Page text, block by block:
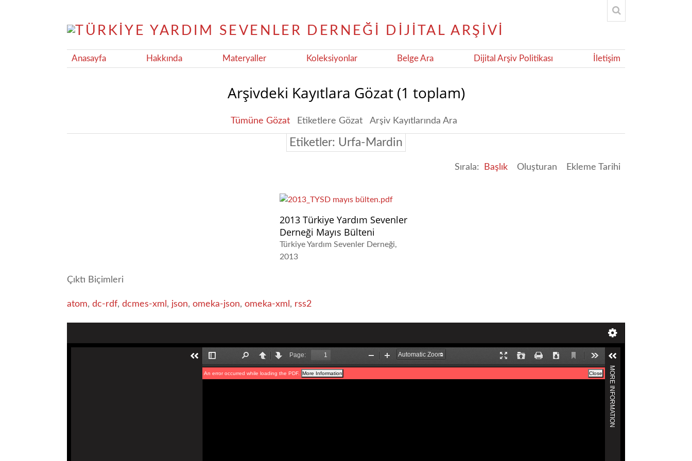
Anasayfa Hakkında Materyaller Koleksiyonlar Belge Ara Dijital Arşiv Politikası İletişim
Arşivdeki Kayıtlara Gözat (1 toplam)
Tümüne Gözat Etiketlere Gözat Arşiv Kayıtlarında Ara
Etiketler: Urfa-Mardin
Sırala: Başlık Oluşturan Ekleme Tarihi
2013 Türkiye Yardım Sevenler
Derneği Mayıs Bülteni
Türkiye Yardım Sevenler Derneği
2013
Çıktı Biçimleri
atom,dc-rdf,dcmes-xml , json,omeka-json,omeka-xml , rss2